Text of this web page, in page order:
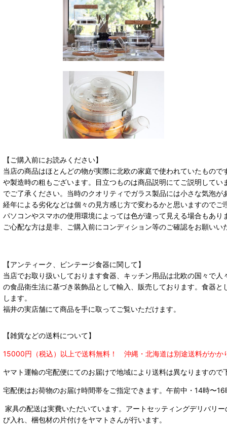
【ご購入前にお読みください】
当店の商品はほとんどの物が実際に北欧の家庭で使われていたもの
や製造時の粗もございます。目立つものは商品説明にてご説明して
でご了承ください。当時のクオリティでガラス製品には小さな気泡が
経年による劣化などは個々の見方感じ方で変わるかと思いますのでご
パソコンやスマホの使用環境によっては色が違って見える場合もあ
ご心配な方は是非、ご購入前にコンディション等のご確認をお願い
【アンティーク、ビンテージ食器に関して】
当店でお取り扱いしております食器、キッチン用品は北欧の国々で
の食品衛生法に基づき装飾品として輸入、販売しております。食器
します。
福井の実店舗にて商品を手に取ってご覧いただけます。
【雑貨などの送料について】
15000円（税込）以上で送料無料！ 沖縄・北海道は別途送料がかか
ヤマト運輸の宅配便にてのお届けで地域により送料は異なりますので
宅配便はお荷物のお届け時間帯をご指定できます。 午前中・14時〜
家具の配送は実費いただいています。アートセッティングデリバリ
び入れ、梱包材の片付けをヤマトさんが行います。